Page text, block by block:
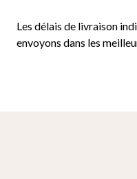
Les délais de livraison
envoyons dans les